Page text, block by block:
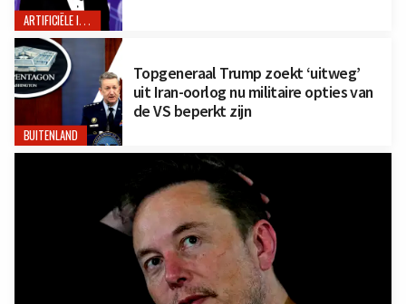
ARTIFICIËLE INTELLIGENTIE
BUITENLAND
Topgeneraal Trump zoekt ‘uitweg’
uit Iran-oorlog nu militaire opties van
de VS beperkt zijn